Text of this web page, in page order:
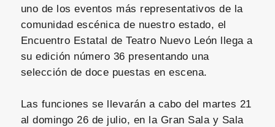
uno de los eventos más representativos de la
comunidad escénica de nuestro estado, el
Encuentro Estatal de Teatro Nuevo León llega a
su edición número 36 presentando una
selección de doce puestas en escena.
Las funciones se llevarán a cabo del martes 21
al domingo 26 de julio, en la Gran Sala y Sala